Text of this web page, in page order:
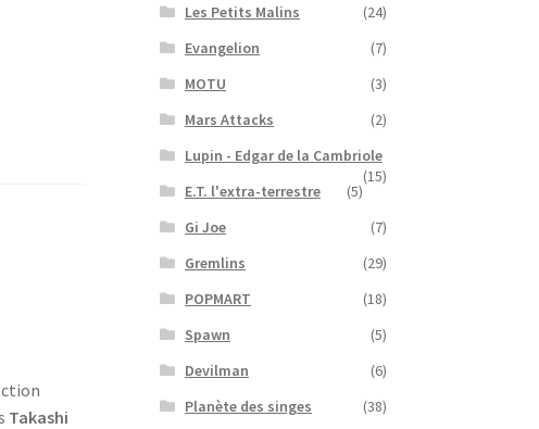
Takashi
Les Petits Malins
(24)
Evangelion
(7)
MOTU
(3)
Mars Attacks
(2)
Lupin - Edgar de la Cambriole
(15)
E.T. l'extra-terrestre
(5)
Gi Joe
(7)
Gremlins
(29)
POPMART
(18)
Spawn
(5)
Devilman
(6)
Planète des singes
(38)